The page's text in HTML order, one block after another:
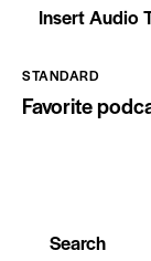
Insert Audio
STANDARD
Favorite
Search